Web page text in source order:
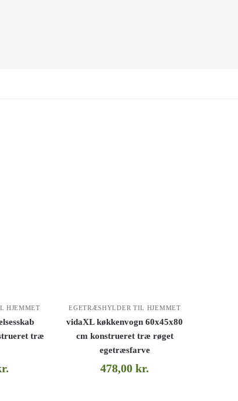
HJEMMET
træ
EGETRÆSHYLDER TIL HJEMMET
vidaXL køkkenvogn 60x45x80
cm konstrueret træ røget
egetræsfarve
478,00kr.